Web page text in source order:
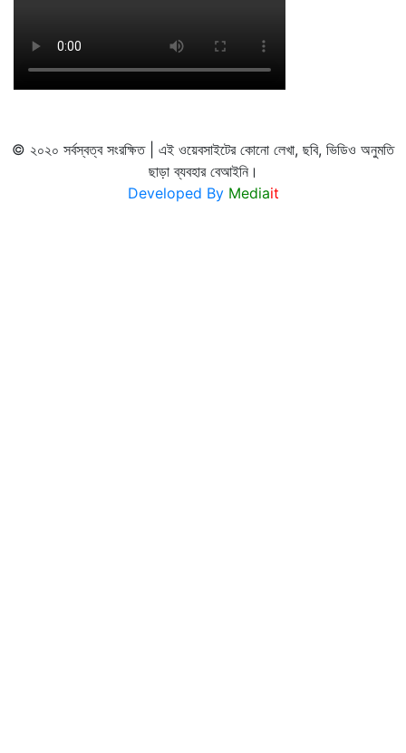
© ২০২০ সর্বস্বত্ব সংরক্ষিত | এই ওয়েবসাইটের কোনো লেখা, ছবি, ভিডিও অনুমতি
ছাড়া ব্যবহার বেআইনি।
Developed By Mediait